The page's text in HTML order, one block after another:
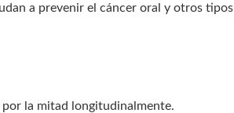
a prevenir el cáncer oral y otros tipos
la mitad longitudinalmente.